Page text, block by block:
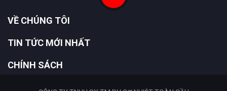
VỀ CHÚNG TÔI
TIN TỨC MỚI NHẤT
CHÍNH SÁCH